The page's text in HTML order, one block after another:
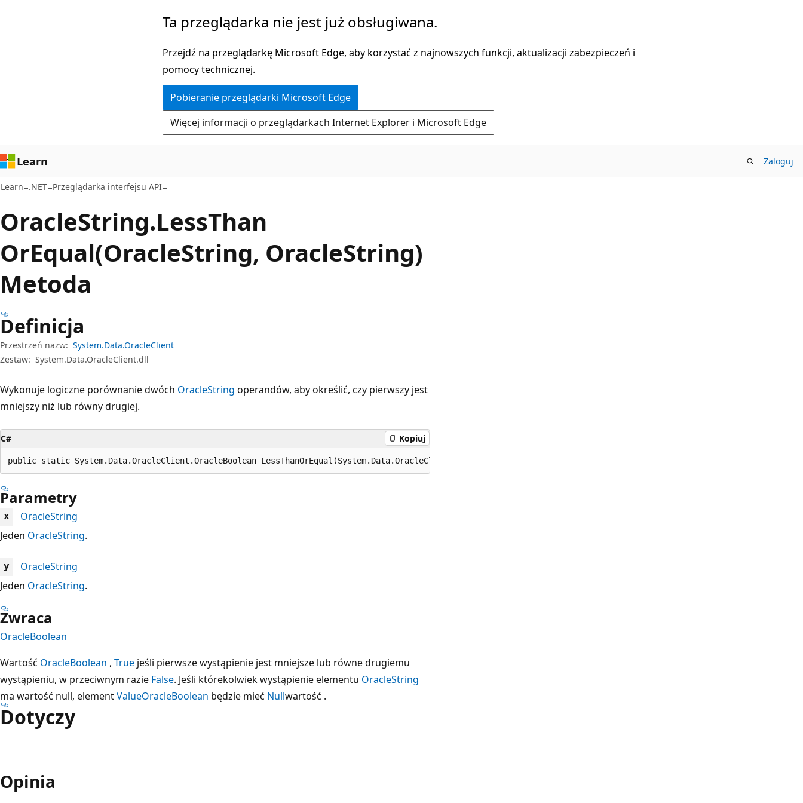
Ta przeglądarka nie jest już obsługiwana.
Przejdź na przeglądarkę Microsoft Edge, aby korzystać z najnowszych funkcji, aktualizacji zabezpieczeń i
pomocy technicznej.
Pobieranie przeglądarki Microsoft Edge
Więcej informacji o przeglądarkach Internet Explorer i Microsoft Edge
Learn Zaloguj
Learn .NET Przeglądarka interfejsu API
OracleString.LessThan
OrEqual(OracleString, OracleString)
Metoda
Definicja
Przestrzeń nazw: System.Data.OracleClient
Zestaw: System.Data.OracleClient.dll
Wykonuje logiczne porównanie dwóch OracleString operandów, aby określić, czy pierwszy jest
mniejszy niż lub równy drugiej.
C# Kopiuj
public static System.Data.OracleClient.OracleBoolean LessThanOrEqual(System.Data.OracleClient.OracleString x, System.Data.OracleClient.OracleString y);
Parametry
x
OracleString
Jeden OracleString.
y
OracleString
Jeden OracleString.
Zwraca
OracleBoolean
Wartość OracleBoolean , True jeśli pierwsze wystąpienie jest mniejsze lub równe drugiemu
wystąpieniu, w przeciwnym razie False. Jeśli którekolwiek wystąpienie elementu OracleString
ma wartość null, elementValueOracleBoolean będzie mieć Nullwartość .
Dotyczy
odczytu
wyłączony
Opinia